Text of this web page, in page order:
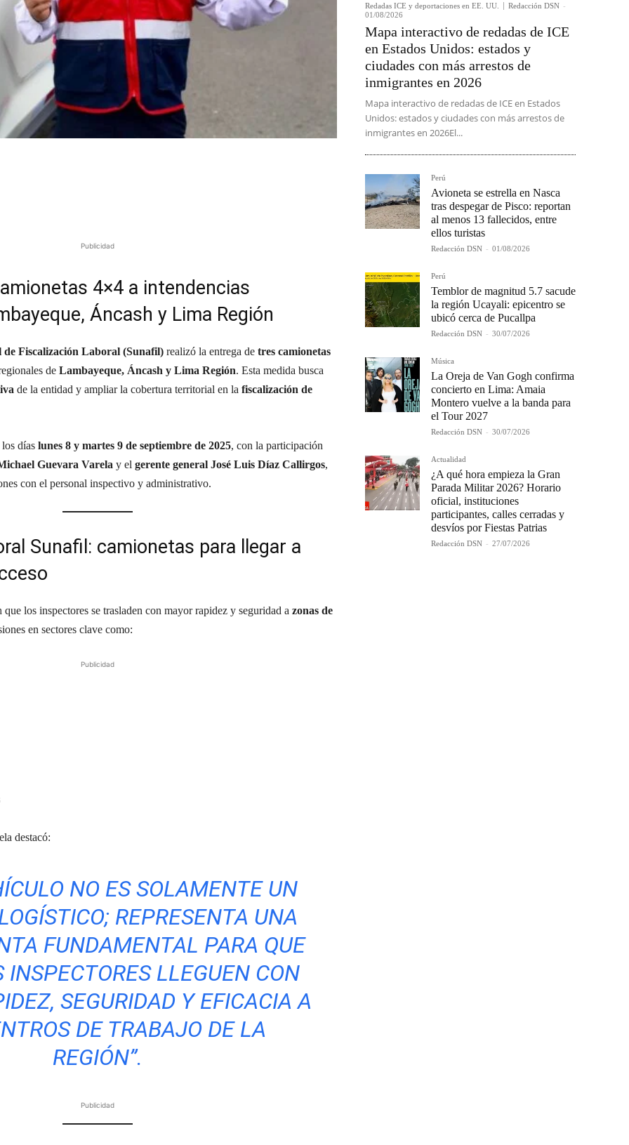
Publicidad
4×4 a intendencias
Áncash y Lima Región
Fiscalización Laboral (Sunafil) realizó la entrega de tres camionetas
de Lambayeque, Áncash y Lima Región. Esta medida busca
de la entidad y ampliar la cobertura territorial en la fiscalización de
días lunes 8 y martes 9 de septiembre de 2025, con la participación
Guevara Varela y el gerente general José Luis Díaz Callirgos,
con el personal inspectivo y administrativo.
Sunafil: camionetas para llegar a
los inspectores se trasladen con mayor rapidez y seguridad a zonas de
en sectores clave como:
Publicidad
destacó:
NO ES SOLAMENTE UN
REPRESENTA UNA
FUNDAMENTAL PARA QUE
INSPECTORES LLEGUEN CON
SEGURIDAD Y EFICACIA A
DE TRABAJO DE LA
REGIÓN”.
Publicidad
Redadas ICE y deportaciones en EE. UU. Redacción DSN -
01/08/2026
Mapa interactivo de redadas de ICE
en Estados Unidos: estados y
ciudades con más arrestos de
inmigrantes en 2026
Mapa interactivo de redadas de ICE en Estados
Unidos: estados y ciudades con más arrestos de
inmigrantes en 2026El...
Perú
Avioneta se estrella en Nasca
tras despegar de Pisco: reportan
al menos 13 fallecidos, entre
ellos turistas
Redacción DSN - 01/08/2026
Perú
Temblor de magnitud 5.7 sacude
la región Ucayali: epicentro se
ubicó cerca de Pucallpa
Redacción DSN - 30/07/2026
Música
La Oreja de Van Gogh confirma
concierto en Lima: Amaia
Montero vuelve a la banda para
el Tour 2027
Redacción DSN - 30/07/2026
Actualidad
¿A qué hora empieza la Gran
Parada Militar 2026? Horario
oficial, instituciones
participantes, calles cerradas y
desvíos por Fiestas Patrias
Redacción DSN - 27/07/2026